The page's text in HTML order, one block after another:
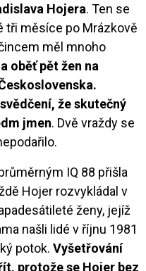
Hojera. Ten se
tři měsíce po Mrázkově
měl mnoho
oběť pět žen na
že skutečný
jmen. Dvě vraždy se
IQ 88 přišla
Hojer rozvykládal v
ženy, jejíž
našli lidé v říjnu 1981
potok. Vyšetřování
protože se Hojer bez